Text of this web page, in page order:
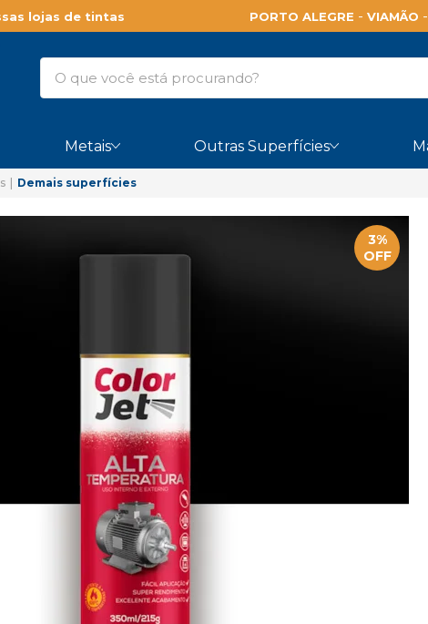
lojas de tintas PORTO ALEGRE -VIAMÃO -
Metais Outras Superfícies
Demais superfícies
3%
OFF